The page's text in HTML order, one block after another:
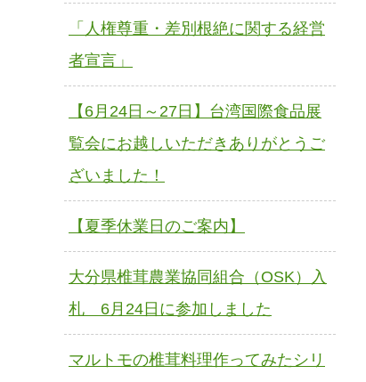
「人権尊重・差別根絶に関する経営
者宣言」
【6月24日～27日】台湾国際食品展
覧会にお越しいただきありがとうご
ざいました！
【夏季休業日のご案内】
大分県椎茸農業協同組合（OSK）入
札 6月24日に参加しました
マルトモの椎茸料理作ってみたシリ